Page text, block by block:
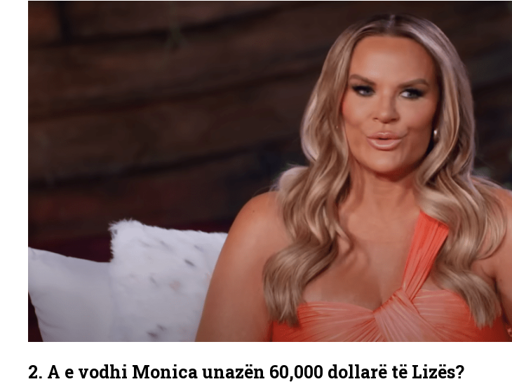
2. A e vodhi Monica unazën 60,000 dollarë të Lizës?